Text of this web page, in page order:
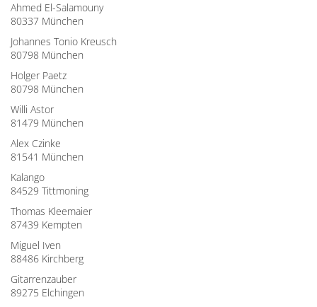
Ahmed El-Salamouny
80337 München
Johannes Tonio Kreusch
80798 München
Holger Paetz
80798 München
Willi Astor
81479 München
Alex Czinke
81541 München
Kalango
84529 Tittmoning
Thomas Kleemaier
87439 Kempten
Miguel Iven
88486 Kirchberg
Gitarrenzauber
89275 Elchingen